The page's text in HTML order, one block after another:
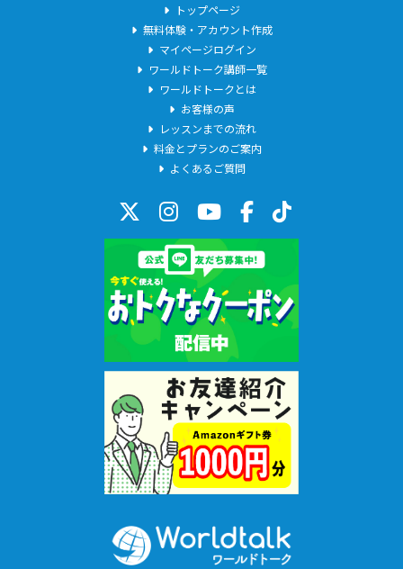
ちなみに、大学でスペイン語を学んでいました。
スペイン語の文法や単語も教えることができます。気軽にお問い合
最近、「ヘブライ語」に関する本をkindleで出版しました。よかっ
たらamazonで検索してください。
トップページ
無料体験・アカウント作成
マイページログイン
ワールドトーク講師一覧
ワールドトークとは
お客様の声
レッスンまでの流れ
料金とプランのご案内
よくあるご質問